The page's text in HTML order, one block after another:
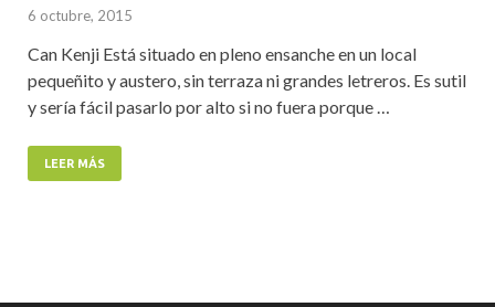
6 octubre, 2015
Can Kenji Está situado en pleno ensanche en un local
pequeñito y austero, sin terraza ni grandes letreros. Es sutil
y sería fácil pasarlo por alto si no fuera porque …
LEER MÁS